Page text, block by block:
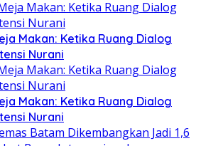
Makan: Ketika Ruang Dialog
Nurani
Makan: Ketika Ruang Dialog
Nurani